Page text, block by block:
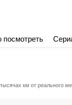
посмотреть
км от реального